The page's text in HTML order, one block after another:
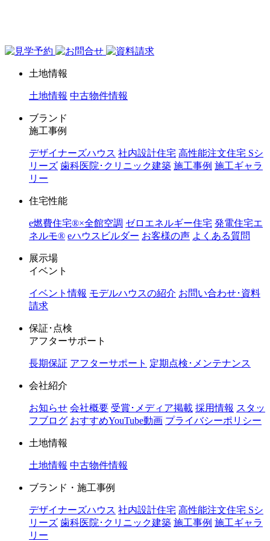
土地情報
土地情報 中古物件情報
ブランド
施工事例
デザイナーズハウス 社内設計住宅 高性能注文住宅 Sシ
リーズ 歯科医院･クリニック建築 施工事例 施工ギャラ
リー
住宅性能
e燃費住宅®︎×全館空調 ゼロエネルギー住宅 発電住宅エ
ネルモ®︎ eハウスビルダー お客様の声 よくある質問
展示場
イベント
イベント情報 モデルハウスの紹介 お問い合わせ･資料
請求
保証･点検
アフターサポート
長期保証 アフターサポート 定期点検･メンテナンス
会社紹介
お知らせ 会社概要 受賞･メディア掲載 採用情報 スタッ
フブログ おすすめYouTube動画 プライバシーポリシー
土地情報
土地情報 中古物件情報
ブランド・施工事例
デザイナーズハウス 社内設計住宅 高性能注文住宅 Sシ
リーズ 歯科医院･クリニック建築 施工事例 施工ギャラ
リー